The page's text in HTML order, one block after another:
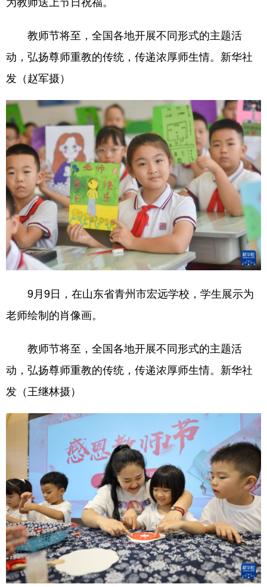
教师节将至，全国各地开展不同形式的主题活
动，弘扬尊师重教的传统，传递浓厚师生情。新华社
发（赵军摄）
9月9日，在山东省青州市宏远学校，学生展示为
老师绘制的肖像画。
教师节将至，全国各地开展不同形式的主题活
动，弘扬尊师重教的传统，传递浓厚师生情。新华社
发（王继林摄）